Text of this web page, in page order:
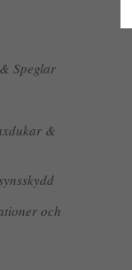
Speglar
&
och